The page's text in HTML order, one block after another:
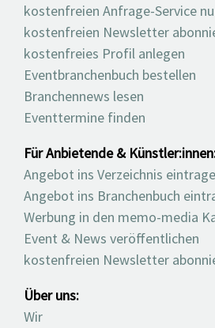
kostenfreien Anfrage-Service
kostenfreien Newsletter
kostenfreies Profil anlegen
Eventbranchenbuch bestellen
Branchennews lesen
Eventtermine finden
Für Anbietende &
Angebot ins Verzeichnis
Angebot ins Branchenbuch
Werbung in den memo-media
Event & News veröffentlichen
kostenfreien Newsletter
Über uns:
Wir